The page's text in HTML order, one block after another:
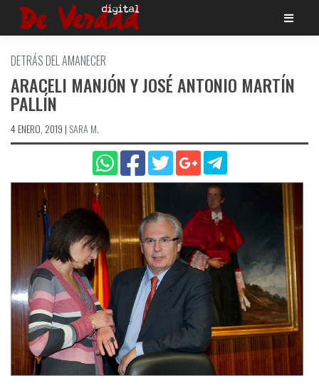
Saltar
DETRÁS DEL AMANECER
ARACELI MANJÓN Y JOSÉ ANTONIO MARTÍ­N
PALLÍ­N
4 ENERO, 2019 | SARA M.